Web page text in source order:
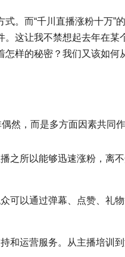
。而“千川直播涨粉十万”
这让我不禁想起去年在某
样的秘密？我们又该如何
然，而是多方面因素共同作
之所以能够迅速涨粉，离
可以通过弹幕、点赞、礼
和运营服务。从主播培训